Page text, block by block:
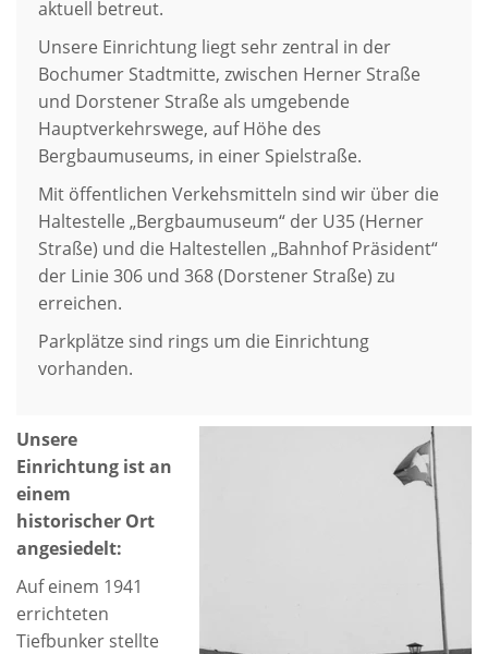
aktuell betreut.
Unsere Einrichtung liegt sehr zentral in der
Bochumer Stadtmitte, zwischen Herner Straße
und Dorstener Straße als umgebende
Hauptverkehrswege, auf Höhe des
Bergbaumuseums, in einer Spielstraße.
Mit öffentlichen Verkehsmitteln sind wir über die
Haltestelle „Bergbaumuseum“ der U35 (Herner
Straße) und die Haltestellen „Bahnhof Präsident“
der Linie 306 und 368 (Dorstener Straße) zu
erreichen.
Parkplätze sind rings um die Einrichtung
vorhanden.
Unsere
Einrichtung ist an
einem
historischer Ort
angesiedelt:
Auf einem 1941
errichteten
Tiefbunker stellte